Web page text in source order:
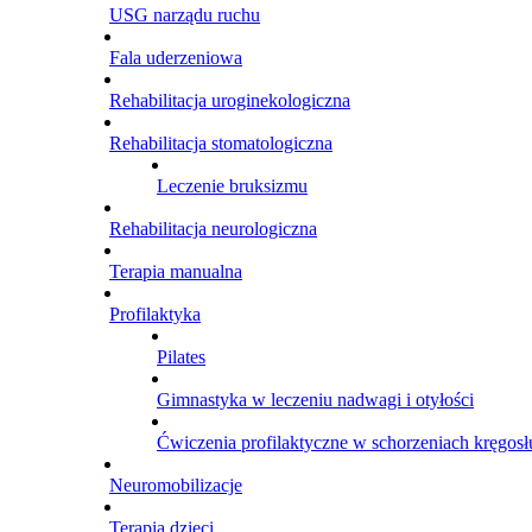
USG narządu ruchu
Fala uderzeniowa
Rehabilitacja uroginekologiczna
Rehabilitacja stomatologiczna
Leczenie bruksizmu
Rehabilitacja neurologiczna
Terapia manualna
Profilaktyka
Pilates
Gimnastyka w leczeniu nadwagi i otyłości
Ćwiczenia profilaktyczne w schorzeniach
Neuromobilizacje
Terapia dzieci